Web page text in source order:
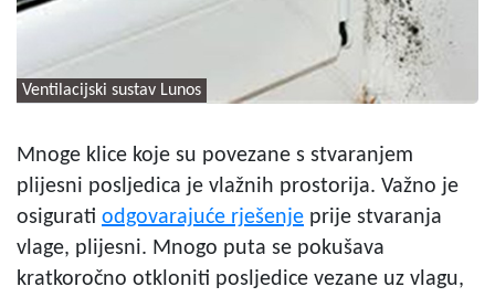
Ventilacijski sustav Lunos
Mnoge klice koje su povezane s stvaranjem
plijesni posljedica je vlažnih prostorija. Važno je
osigurati odgovarajuće rješenje prije stvaranja
vlage, plijesni. Mnogo puta se pokušava
kratkoročno otkloniti posljedice vezane uz vlagu,